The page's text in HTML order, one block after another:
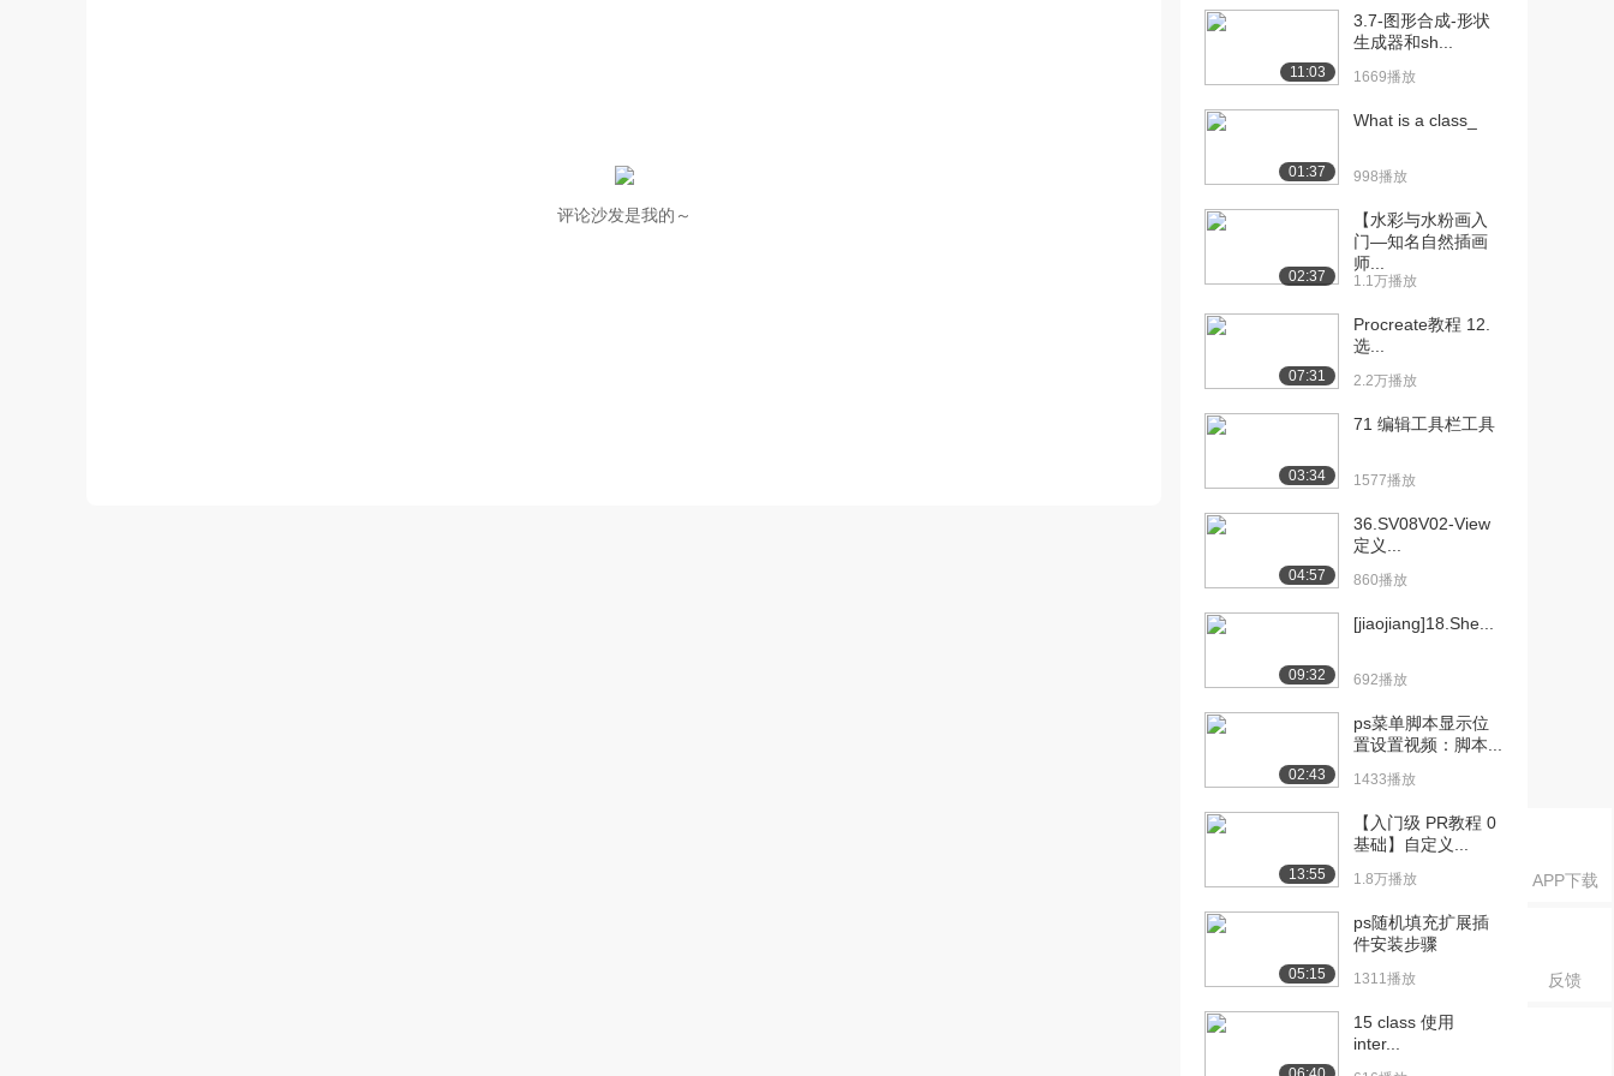
APP下载
反馈
评论沙发是我的～
[13] Switch_from_Array...
929播放
01:16
[14] Switch_from_Array...
00:54
[17] Use While Loop to...
1275播放
07:15
[18]
Use_While_Loop_to...
627播放
[19] Use_the_For_Loop
1474播放
[20] Use_For_Loop - 答
1271播放
[21] 内存是有限的资源
08:41
[23] Analogy_for_List_...
561播放
01:57
[24] 转为使用 ListView 和
A...
892播放
[25] Switch_to_Using_L...
[26] ListView 和 ArrayA...
11:03
3.7-图形合成-形状
生成器和sh...
1669播放
01:37
What is a class_
998播放
02:37
【水彩与水粉画入
门—知名自然插画
师...
1.1万播放
07:31
Procreate教程 12.
选...
2.2万播放
03:34
71 编辑工具栏工具
1577播放
04:57
36.SV08V02-View
定义...
860播放
09:32
[jiaojiang]18.She...
692播放
02:43
ps菜单脚本显示位
置设置视频：脚本...
1433播放
13:55
【入门级 PR教程 0
基础】自定义...
1.8万播放
05:15
ps随机填充扩展插
件安装步骤
1311播放
15 class 使用
inter...